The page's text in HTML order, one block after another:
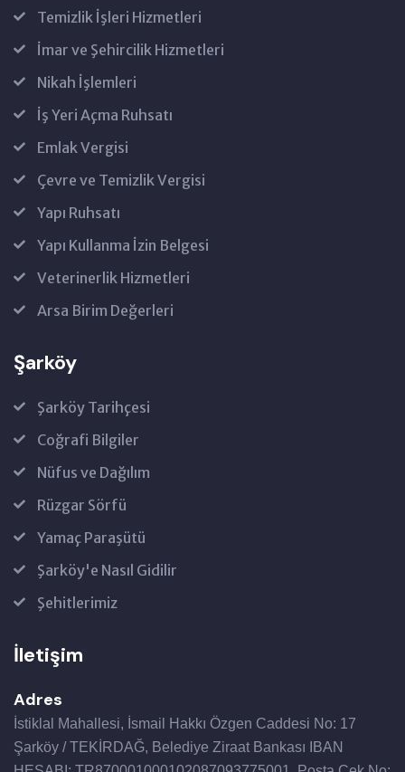
Temizlik İşleri Hizmetleri
İmar ve Şehircilik Hizmetleri
Nikah İşlemleri
İş Yeri Açma Ruhsatı
Emlak Vergisi
Çevre ve Temizlik Vergisi
Yapı Ruhsatı
Yapı Kullanma İzin Belgesi
Veterinerlik Hizmetleri
Arsa Birim Değerleri
Şarköy
Şarköy Tarihçesi
Coğrafi Bilgiler
Nüfus ve Dağılım
Rüzgar Sörfü
Yamaç Paraşütü
Şarköy'e Nasıl Gidilir
Şehitlerimiz
İletişim
Adres
İstiklal Mahallesi, İsmail Hakkı Özgen Caddesi No: 17
Şarköy / TEKİRDAĞ, Belediye Ziraat Bankası IBAN